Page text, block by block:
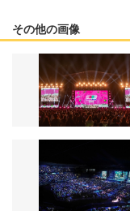
その他の画像